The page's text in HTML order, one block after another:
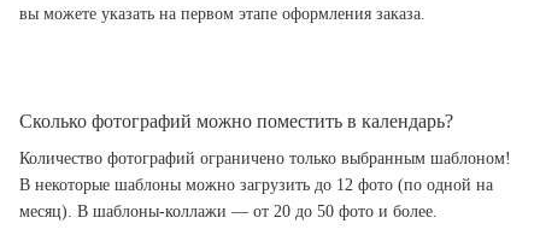
вы можете указать на первом этапе оформления заказа.
Сколько фотографий можно поместить в календарь?
Количество фотографий ограничено только выбранным шаблоном!
В некоторые шаблоны можно загрузить до 12 фото (по одной на
месяц). В шаблоны-коллажи — от 20 до 50 фото и более.